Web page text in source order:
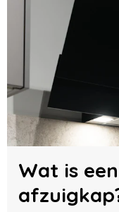
Wat is